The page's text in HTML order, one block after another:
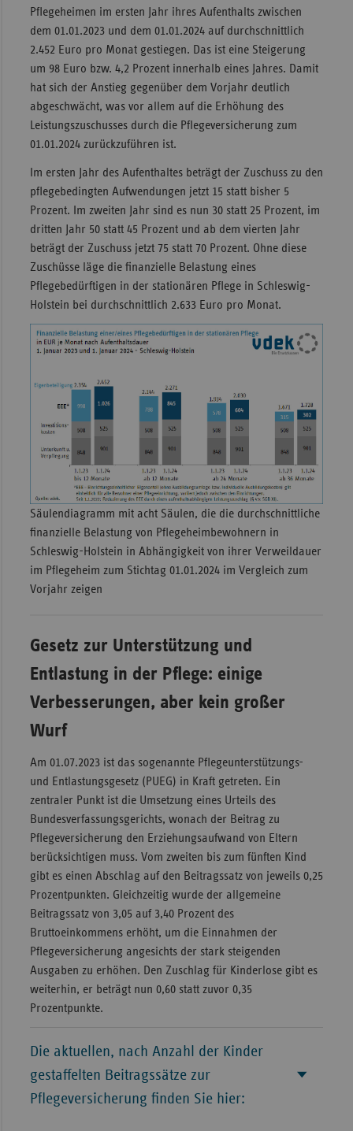
Pflegeheimen im ersten Jahr ihres Aufenthalts zwischen
dem 01.01.2023 und dem 01.01.2024 auf durchschnittlich
2.452 Euro pro Monat gestiegen. Das ist eine Steigerung
um 98 Euro bzw. 4,2 Prozent innerhalb eines Jahres. Damit
hat sich der Anstieg gegenüber dem Vorjahr deutlich
abgeschwächt, was vor allem auf die Erhöhung des
Leistungszuschusses durch die Pflegeversicherung zum
01.01.2024 zurückzuführen ist.
Im ersten Jahr des Aufenthaltes beträgt der Zuschuss zu den
pflegebedingten Aufwendungen jetzt 15 statt bisher 5
Prozent. Im zweiten Jahr sind es nun 30 statt 25 Prozent, im
dritten Jahr 50 statt 45 Prozent und ab dem vierten Jahr
beträgt der Zuschuss jetzt 75 statt 70 Prozent. Ohne diese
Zuschüsse läge die finanzielle Belastung eines
Pflegebedürftigen in der stationären Pflege in Schleswig-
Holstein bei durchschnittlich 2.633 Euro pro Monat.
Säulendiagramm mit acht Säulen, die die durchschnittliche
finanzielle Belastung von Pflegeheimbewohnern in
Schleswig-Holstein in Abhängigkeit von ihrer Verweildauer
im Pflegeheim zum Stichtag 01.01.2024 im Vergleich zum
Vorjahr zeigen
Gesetz zur Unterstützung und
Entlastung in der Pflege: einige
Verbesserungen, aber kein großer
Wurf
Am 01.07.2023 ist das sogenannte Pflegeunterstützungs-
und Entlastungsgesetz (PUEG) in Kraft getreten. Ein
zentraler Punkt ist die Umsetzung eines Urteils des
Bundesverfassungsgerichts, wonach der Beitrag zu
Pflegeversicherung den Erziehungsaufwand von Eltern
berücksichtigen muss. Vom zweiten bis zum fünften Kind
gibt es einen Abschlag auf den Beitragssatz von jeweils 0,25
Prozentpunkten. Gleichzeitig wurde der allgemeine
Beitragssatz von 3,05 auf 3,40 Prozent des
Bruttoeinkommens erhöht, um die Einnahmen der
Pflegeversicherung angesichts der stark steigenden
Ausgaben zu erhöhen. Den Zuschlag für Kinderlose gibt es
weiterhin, er beträgt nun 0,60 statt zuvor 0,35
Prozentpunkte.
Die aktuellen, nach Anzahl der Kinder
gestaffelten Beitragssätze zur
Pflegeversicherung finden Sie hier: